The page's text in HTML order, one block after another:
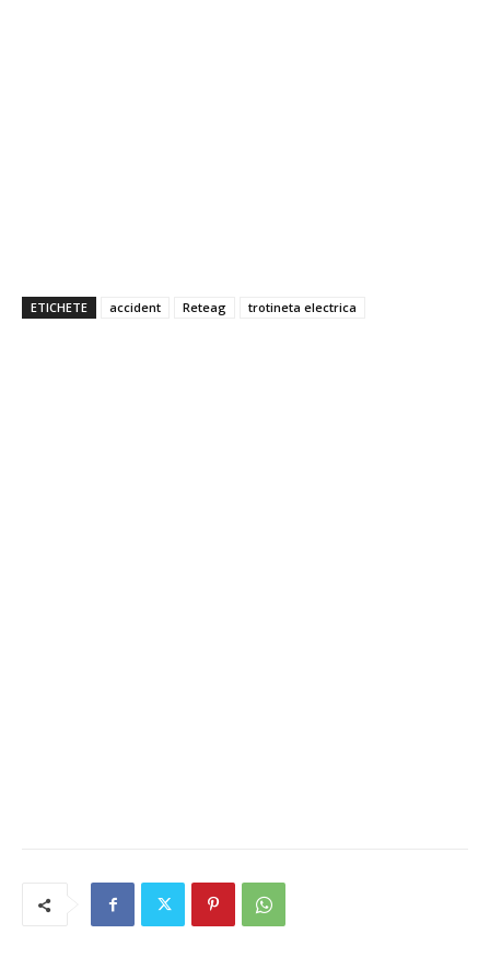
ETICHETE accident Reteag trotineta electrica